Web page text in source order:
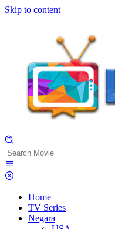
Skip to content
Home
TV Series
Negara